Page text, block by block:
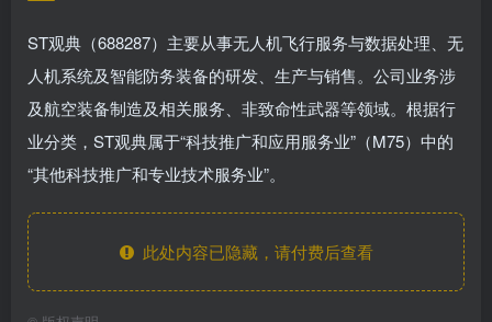
ST观典（688287）主要从事无人机飞行服务与数据处理、无
人机系统及智能防务装备的研发、生产与销售。公司业务涉
及航空装备制造及相关服务、非致命性武器等领域。根据行
业分类，ST观典属于“科技推广和应用服务业”（M75）中的
“其他科技推广和专业技术服务业”。
此处内容已隐藏，请付费后查看